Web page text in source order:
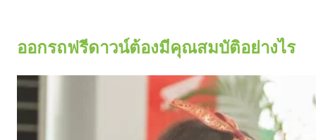
ออกรถฟรีดาวน์ต้องมีคุณสมบัติอย่างไร